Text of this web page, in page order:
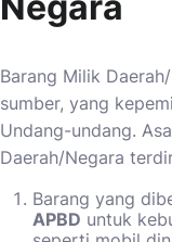
Barang Milik
sumber, yang
Undang-undang.
Daerah/Negara
Barang yang
APBD untuk